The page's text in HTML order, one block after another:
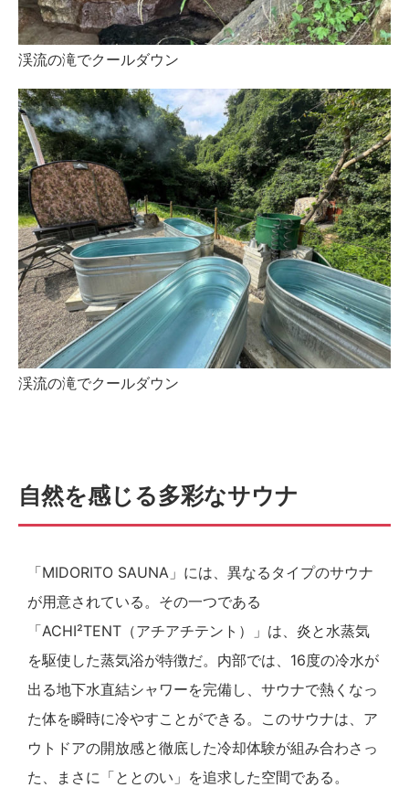
渓流の滝でクールダウン
渓流の滝でクールダウン
自然を感じる多彩なサウナ
「MIDORITO SAUNA」には、異なるタイプのサウナ
が用意されている。その一つである
「ACHI²TENT（アチアチテント）」は、炎と水蒸気
を駆使した蒸気浴が特徴だ。内部では、16度の冷水が
出る地下水直結シャワーを完備し、サウナで熱くなっ
た体を瞬時に冷やすことができる。このサウナは、ア
ウトドアの開放感と徹底した冷却体験が組み合わさっ
た、まさに「ととのい」を追求した空間である。